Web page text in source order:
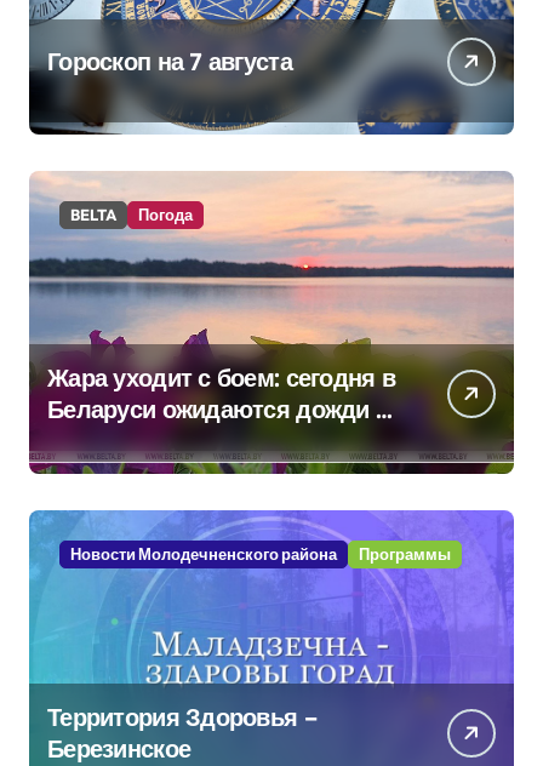
Гороскоп на 7 августа
BELTA Погода
Жара уходит с боем: сегодня в
Беларуси ожидаются дожди и
грозы
Новости Молодечненского района Программы
Территория Здоровья –
Березинское